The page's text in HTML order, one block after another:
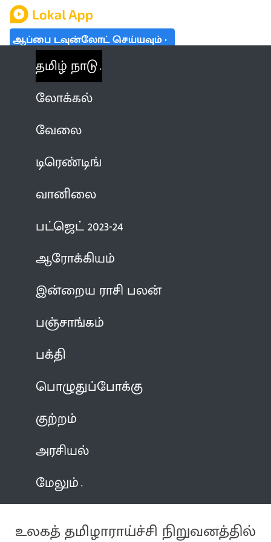
ஆப்பை டவுன்லோட் செய்யவும்
தமிழ் நாடு
லோக்கல்
வேலை
டிரெண்டிங்
வானிலை
பட்ஜெட் 2023-24
ஆரோக்கியம்
இன்றைய ராசி பலன்
பஞ்சாங்கம்
பக்தி
பொழுதுப்போக்கு
குற்றம்
அரசியல்
மேலும்
உலகத் தமிழாராய்ச்சி நிறுவனத்தில்